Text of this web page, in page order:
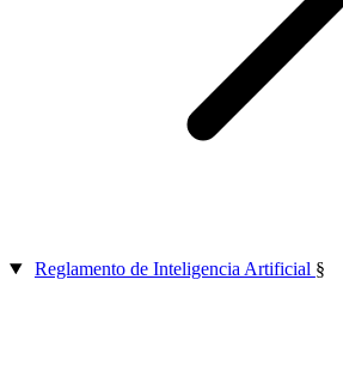
Reglamento de Inteligencia Artificial §